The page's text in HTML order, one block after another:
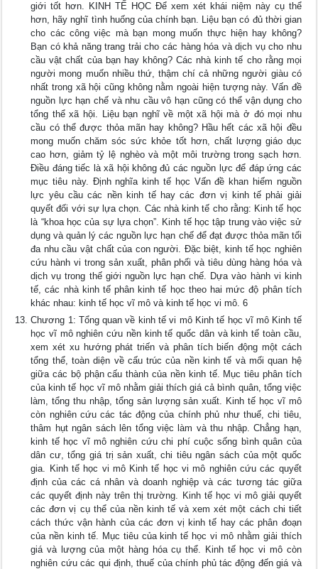
giới tốt hơn. KINH TẾ HỌC Để xem xét khái niệm này cụ thể
hơn, hãy nghĩ tình huống của chính bạn. Liệu bạn có đủ thời gian
cho các công việc mà bạn mong muốn thực hiện hay không?
Bạn có khả năng trang trải cho các hàng hóa và dịch vụ cho nhu
cầu vật chất của bạn hay không? Các nhà kinh tế cho rằng mọi
người mong muốn nhiều thứ, thậm chí cả những người giàu có
nhất trong xã hội cũng không nằm ngoài hiện tượng này. Vấn đề
nguồn lực hạn chế và nhu cầu vô hạn cũng có thể vận dụng cho
tổng thể xã hội. Liệu bạn nghĩ về một xã hội mà ở đó mọi nhu
cầu có thể được thỏa mãn hay không? Hầu hết các xã hội đều
mong muốn chăm sóc sức khỏe tốt hơn, chất lượng giáo dục
cao hơn, giảm tỷ lệ nghèo và một môi trường trong sạch hơn.
Điều đáng tiếc là xã hội không đủ các nguồn lực để đáp ứng các
mục tiêu này. Định nghĩa kinh tế học Vấn đề khan hiếm nguồn
lực yêu cầu các nền kinh tế hay các đơn vị kinh tế phải giải
quyết đối với sự lựa chọn. Các nhà kinh tế cho rằng: Kinh tế học
là “khoa học của sự lựa chọn”. Kinh tế học tập trung vào việc sử
dụng và quản lý các nguồn lực hạn chế để đạt được thỏa mãn tối
đa nhu cầu vật chất của con người. Đặc biệt, kinh tế học nghiên
cứu hành vi trong sản xuất, phân phối và tiêu dùng hàng hóa và
dịch vụ trong thế giới nguồn lực hạn chế. Dựa vào hành vi kinh
tế, các nhà kinh tế phân kinh tế học theo hai mức độ phân tích
khác nhau: kinh tế học vĩ mô và kinh tế học vi mô. 6
Chương 1: Tổng quan về kinh tế vi mô Kinh tế học vĩ mô Kinh tế
học vĩ mô nghiên cứu nền kinh tế quốc dân và kinh tế toàn cầu,
xem xét xu hướng phát triến và phân tích biến động một cách
tổng thể, toàn diện về cấu trúc của nền kinh tế và mối quan hệ
giữa các bộ phận cấu thành của nền kinh tế. Mục tiêu phân tích
của kinh tế học vĩ mô nhằm giải thích giá cả bình quân, tổng việc
làm, tổng thu nhập, tổng sản lượng sản xuất. Kinh tế học vĩ mô
còn nghiên cứu các tác động của chính phủ như thuế, chi tiêu,
thâm hụt ngân sách lên tổng việc làm và thu nhập. Chẳng hạn,
kinh tế học vĩ mô nghiên cứu chi phí cuộc sống bình quân của
dân cư, tổng giá trị sản xuất, chi tiêu ngân sách của một quốc
gia. Kinh tế học vi mô Kinh tế học vi mô nghiên cứu các quyết
định của các cá nhân và doanh nghiệp và các tương tác giữa
các quyết định này trên thị trường. Kinh tế học vi mô giải quyết
các đơn vị cụ thể của nền kinh tế và xem xét một cách chi tiết
cách thức vận hành của các đơn vị kinh tế hay các phân đoạn
của nền kinh tế. Mục tiêu của kinh tế học vi mô nhằm giải thích
giá và lượng của một hàng hóa cụ thể. Kinh tế học vi mô còn
nghiên cứu các qui định, thuế của chính phủ tác động đến giá và